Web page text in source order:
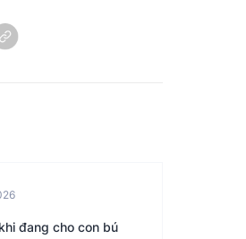
đang cho con bú